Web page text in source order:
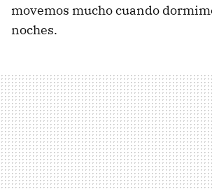
movemos mucho cuando
noches.